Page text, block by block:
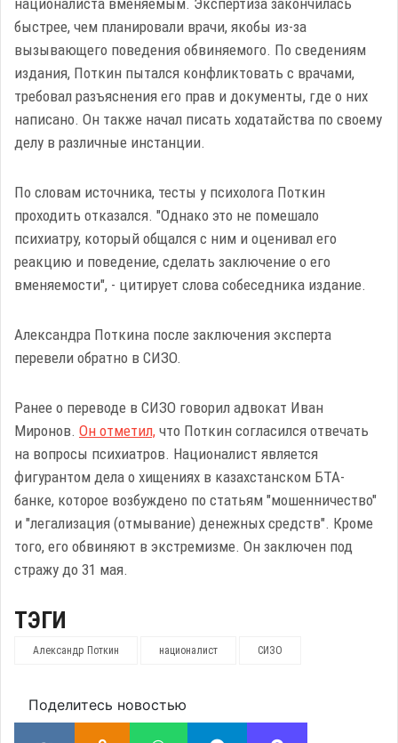
националиста вменяемым. Экспертиза закончилась
быстрее, чем планировали врачи, якобы из-за
вызывающего поведения обвиняемого. По сведениям
издания, Поткин пытался конфликтовать с врачами,
требовал разъяснения его прав и документы, где о них
написано. Он также начал писать ходатайства по своему
делу в различные инстанции.
По словам источника, тесты у психолога Поткин
проходить отказался. "Однако это не помешало
психиатру, который общался с ним и оценивал его
реакцию и поведение, сделать заключение о его
вменяемости", - цитирует слова собеседника издание.
Александра Поткина после заключения эксперта
перевели обратно в СИЗО.
Ранее о переводе в СИЗО говорил адвокат Иван
Миронов. Он отметил, что Поткин согласился отвечать
на вопросы психиатров. Националист является
фигурантом дела о хищениях в казахстанском БТА-
банке, которое возбуждено по статьям "мошенничество"
и "легализация (отмывание) денежных средств". Кроме
того, его обвиняют в экстремизме. Он заключен под
стражу до 31 мая.
ТЭГИ
Александр Поткин националист СИЗО
Поделитесь новостью